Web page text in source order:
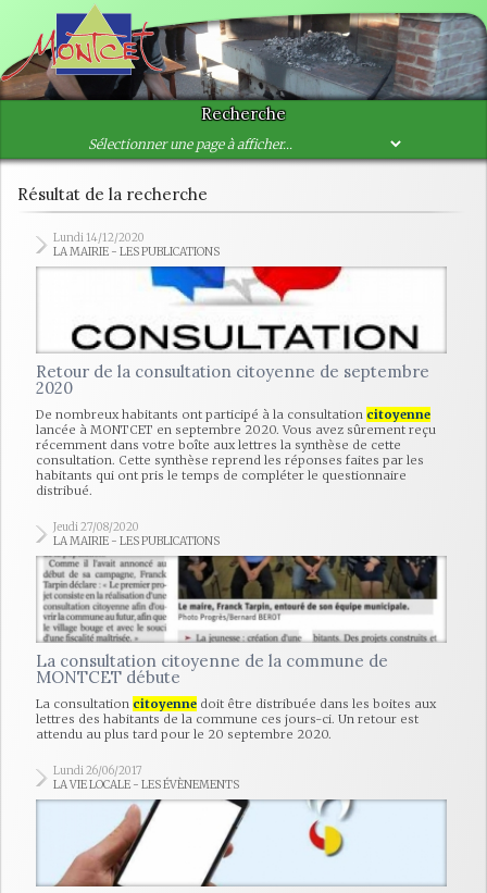
Recherche
Résultat de la recherche
Lundi 14/12/2020
LA MAIRIE - LES PUBLICATIONS
Retour de la consultation citoyenne de septembre
2020
De nombreux habitants ont participé à la consultation citoyenne
lancée à MONTCET en septembre 2020. Vous avez sûrement reçu
récemment dans votre boîte aux lettres la synthèse de cette
consultation. Cette synthèse reprend les réponses faites par les
habitants qui ont pris le temps de compléter le questionnaire
distribué.
Jeudi 27/08/2020
LA MAIRIE - LES PUBLICATIONS
La consultation citoyenne de la commune de
MONTCET débute
La consultation citoyenne doit être distribuée dans les boites aux
lettres des habitants de la commune ces jours-ci. Un retour est
attendu au plus tard pour le 20 septembre 2020.
Lundi 26/06/2017
LA VIE LOCALE - LES ÉVÈNEMENTS